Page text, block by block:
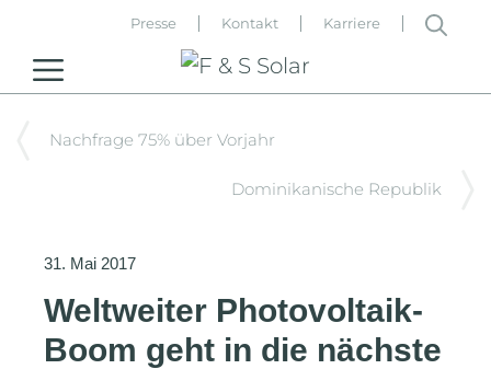
Inhalt
springen
Presse Kontakt Karriere
MENU
Nachfrage 75% über Vorjahr
Dominikanische Republik
31. Mai 2017
Weltweiter Photovoltaik-
Boom geht in die nächste